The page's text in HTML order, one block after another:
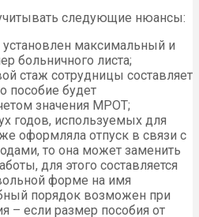
следующие нюансы:
установлен максимальный и
больничного листа;
стаж сотрудницы составляет
пособие будет
значения МРОТ;
годов, используемых для
оформляла отпуск в связи с
то она может заменить
для этого составляется
форме на имя
порядок возможен при
– если размер пособия от